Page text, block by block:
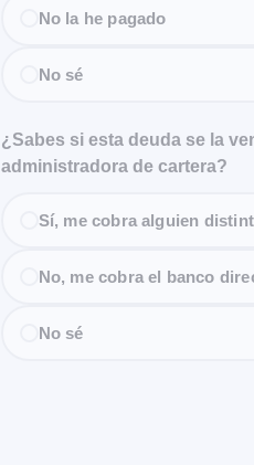
No la he pagado
No sé
¿Sabes si esta deuda se la
administradora de cartera?
Sí, me cobra alguien
No, me cobra el banco
No sé